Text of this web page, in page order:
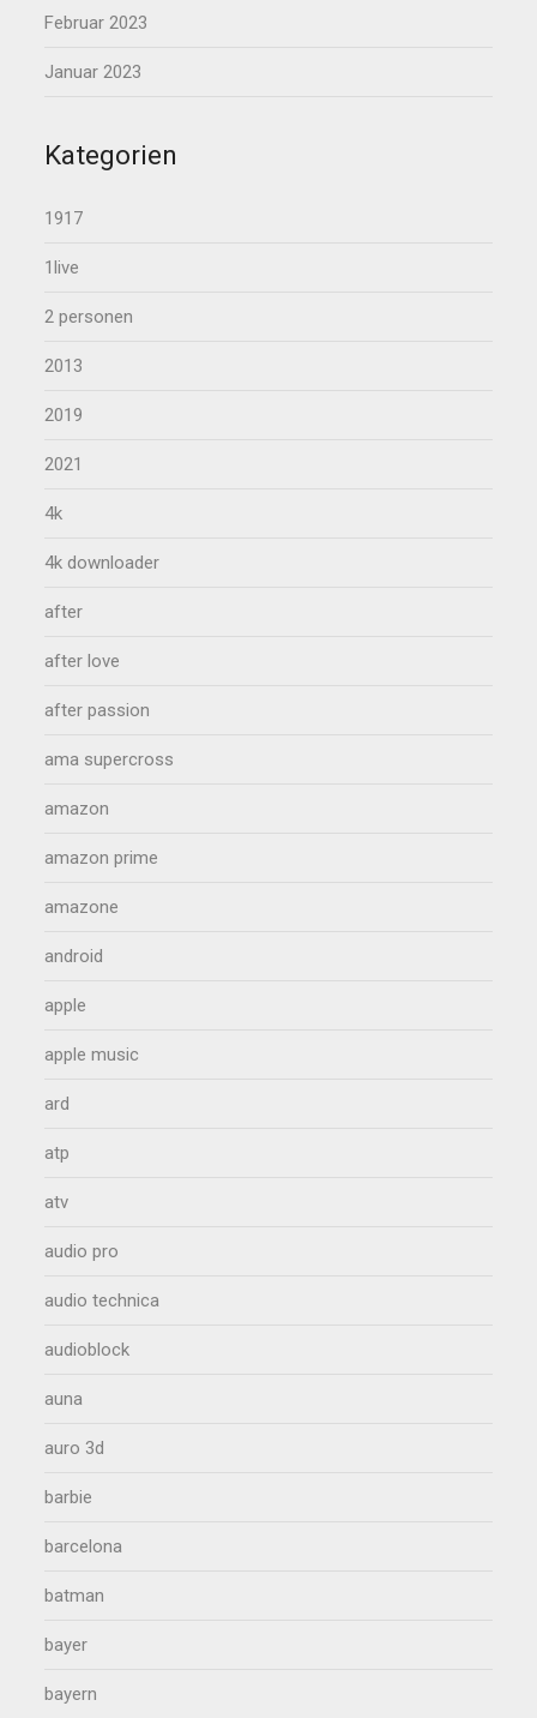
Februar 2023
Januar 2023
Kategorien
1917
1live
2 personen
2013
2019
2021
4k
4k downloader
after
after love
after passion
ama supercross
amazon
amazon prime
amazone
android
apple
apple music
ard
atp
atv
audio pro
audio technica
audioblock
auna
auro 3d
barbie
barcelona
batman
bayer
bayern